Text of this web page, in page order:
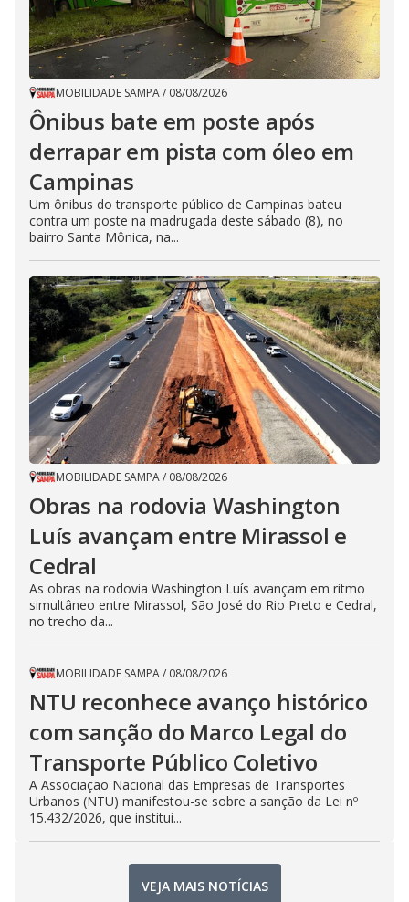
MOBILIDADE SAMPA/ 08/08/2026
Ônibus bate em poste após
derrapar em pista com óleo em
Campinas
Um ônibus do transporte público de Campinas bateu
contra um poste na madrugada deste sábado (8), no
bairro Santa Mônica, na...
MOBILIDADE SAMPA/ 08/08/2026
Obras na rodovia Washington
Luís avançam entre Mirassol e
Cedral
As obras na rodovia Washington Luís avançam em ritmo
simultâneo entre Mirassol, São José do Rio Preto e Cedral,
no trecho da...
MOBILIDADE SAMPA/ 08/08/2026
NTU reconhece avanço histórico
com sanção do Marco Legal do
Transporte Público Coletivo
A Associação Nacional das Empresas de Transportes
Urbanos (NTU) manifestou-se sobre a sanção da Lei nº
15.432/2026, que institui...
VEJA MAIS NOTÍCIAS